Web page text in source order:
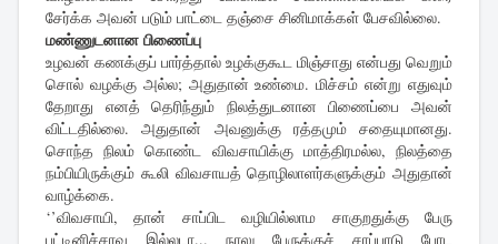
சேர்க்க அவன் படும் பாட்டை தஞ்சை சினிமாக்கள் பேசவில்லை.
மண்ணுடனான பிணைப்பு
உழவன் கணக்குப் பார்த்தால் உழக்குகூட மிஞ்சாது என்பது வெறும்
சொல் வழக்கு அல்ல; அதுதான் உண்மை. மிச்சம் என்று எதுவும்
தேறாது எனத் தெரிந்தும் நிலத்துடனான பிணைப்பை அவன்
விட்டதில்லை. அதுதான் அவனுக்கு ரத்தமும் சதையுமானது.
சொந்த நிலம் கொண்ட விவசாயிக்கு மாத்திரமல்ல, நிலத்தை
நம்பியிருக்கும் கூலி விவசாயத் தொழிலாளர்களுக்கும் அதுதான்
வாழ்க்கை.
‘’விவசாயி, தான் சாப்பிட வழியில்லாம சாகுறதுக்கு பேரு
பட்டினிச்சாவு இல்லடா... நாலு பேருக்குச் சாப்பாடு போட